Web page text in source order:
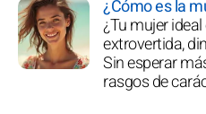
¿Cómo es la
¿Tu mujer
extrovertida,
Sin esperar
rasgos de